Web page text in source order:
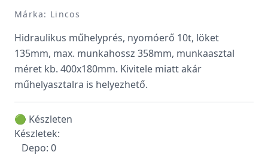
Márka: Lincos
Hidraulikus műhelyprés, nyomóerő 10t, löket
135mm, max. munkahossz 358mm, munkaasztal
méret kb. 400x180mm. Kivitele miatt akár
műhelyasztalra is helyezhető.
🟢 Készleten
Készletek:
Depo: 0